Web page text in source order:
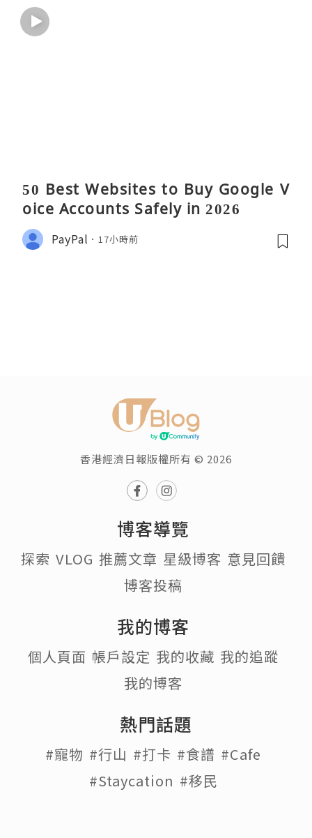
50 Best Websites to Buy Google V
oice Accounts Safely in 2026
PayPal 17小時前
香港經濟日報版權所有 © 2026
博客導覽
探索 VLOG 推薦文章 星級博客 意見回饋
博客投稿
我的博客
個人頁面 帳戶設定 我的收藏 我的追蹤
我的博客
熱門話題
#寵物 #行山 #打卡 #食譜 #Cafe
#Staycation #移民